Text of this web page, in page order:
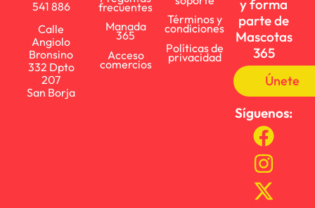
541 886
Calle
Angiolo
Bronsino
332 Dpto
207
San Borja
frecuentes
Manada
365
Acceso
comercios
Términos y
condiciones
Políticas de
privacidad
y forma
parte de
Mascotas
365
Únete
Síguenos: